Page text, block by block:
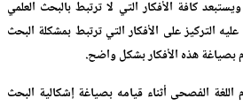
كافة الأفكار التي لا ترتبط بالبحث العلمي
التركيز على الأفكار التي ترتبط بمشكلة البحث
بصياغة هذه الأفكار بشكل واضح.
الفصحى أثناء قيامه بصياغة إشكالية البحث